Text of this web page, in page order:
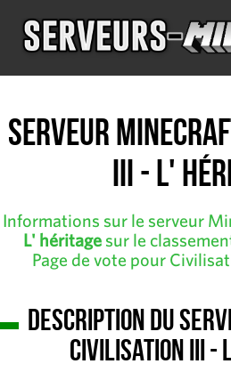
Serveur
III - L'
Informations sur le serveur
L' héritagesur le
Page de vote pour
Description du
Civilisation III -